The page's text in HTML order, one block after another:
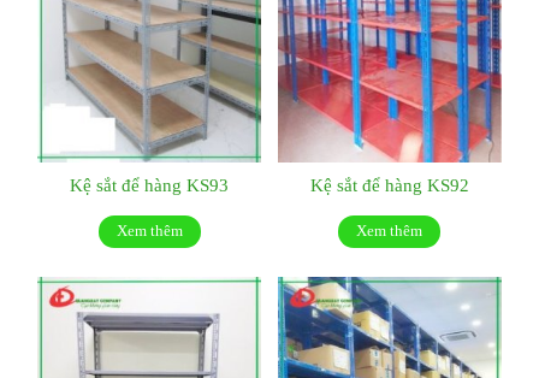
Kệ sắt để hàng KS93
Xem thêm
Kệ sắt để hàng KS92
Xem thêm